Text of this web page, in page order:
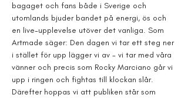
bagaget och fans både i Sverige och
utomlands bjuder bandet på energi, ös och
en live-upplevelse utöver det vanliga. Som
Artmade säger: Den dagen vi tar ett steg ner
i stället för upp lägger vi av - vi tar med våra
vänner och precis som Rocky Marciano går vi
upp i ringen och fightas till klockan slår.
Därefter hoppas vi att publiken står som